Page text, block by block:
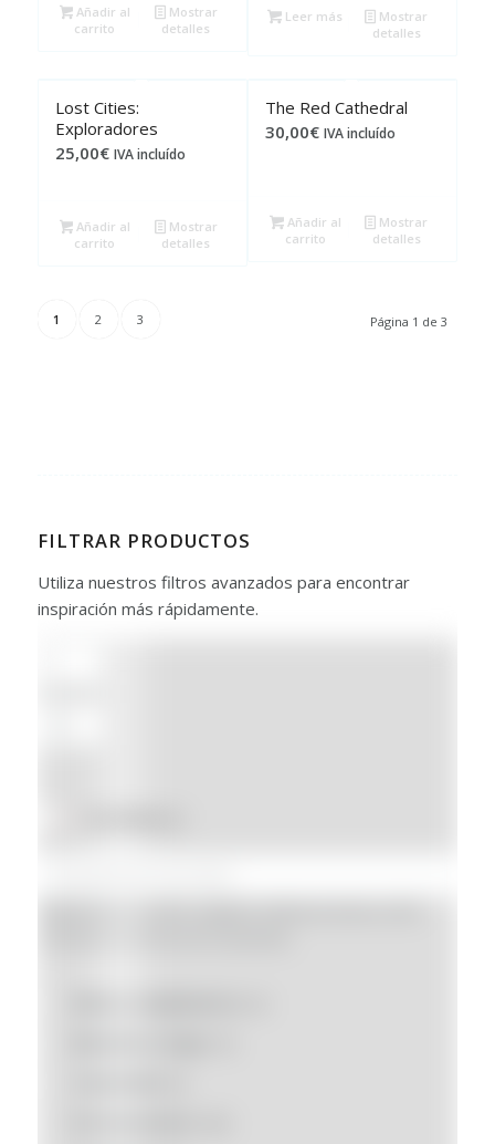
Añadir al
carrito
Mostrar
detalles
Leer más
Mostrar
detalles
Lost Cities:
Exploradores
25,00€ IVA incluído
Añadir al
carrito
Mostrar
detalles
The Red Cathedral
30,00€ IVA incluído
Añadir al
carrito
Mostrar
detalles
Página 1 de 3
1 2 3
FILTRAR PRODUCTOS
Utiliza nuestros filtros avanzados para encontrar
inspiración más rápidamente.